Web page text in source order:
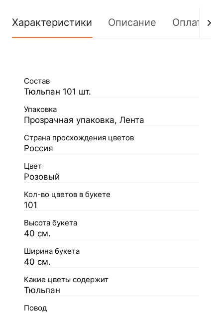
Характеристики Описание Оплата
Состав
Тюльпан 101 шт.
Упаковка
Прозрачная упаковка, Лента
Страна просхождения цветов
Россия
Цвет
Розовый
Кол-во цветов в букете
101
Высота букета
40 см.
Ширина букета
40 см.
Какие цветы содержит
Тюльпан
Повод